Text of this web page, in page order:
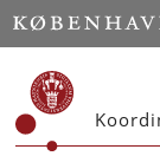
Start